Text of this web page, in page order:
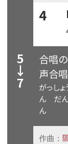
4
5
↓
7
合唱
声合
がっしょ
ん だん
ん
作曲：